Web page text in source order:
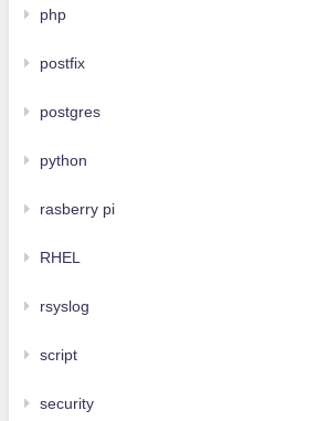
php
postfix
postgres
python
rasberry pi
RHEL
rsyslog
script
security